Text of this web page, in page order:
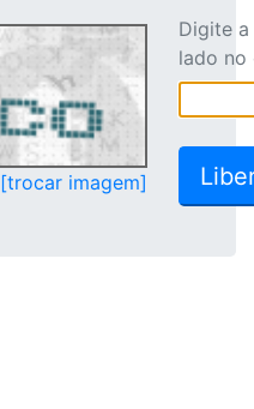
[trocar imagem]
Digite
lado no